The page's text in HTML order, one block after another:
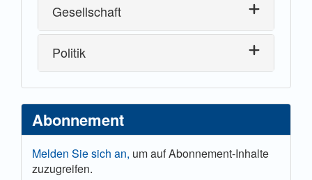
Gesellschaft
Politik
Abonnement
Melden Sie sich an, um auf Abonnement-Inhalte
zuzugreifen.